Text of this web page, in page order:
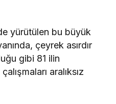
yürütülen bu büyük
çeyrek asırdır
gibi 81 ilin
aralıksız